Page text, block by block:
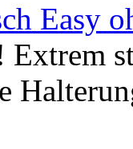
Easy
Extrem